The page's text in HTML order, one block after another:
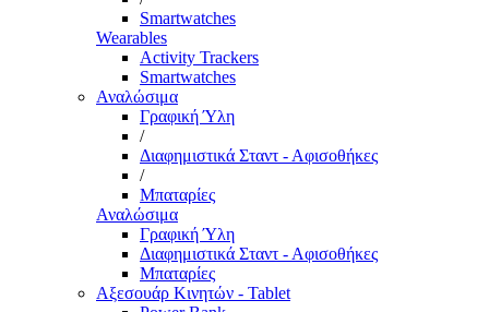
Smartwatches
Wearables
Activity Trackers
Smartwatches
Αναλώσιμα
Γραφική Ύλη
/
Διαφημιστικά Σταντ - Αφισοθήκες
/
Μπαταρίες
Αναλώσιμα
Γραφική Ύλη
Διαφημιστικά Σταντ - Αφισοθήκες
Μπαταρίες
Αξεσουάρ Κινητών - Tablet